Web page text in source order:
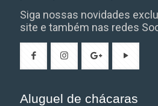
Siga nossas novidades
site e também nas redes
Aluguel de chácaras